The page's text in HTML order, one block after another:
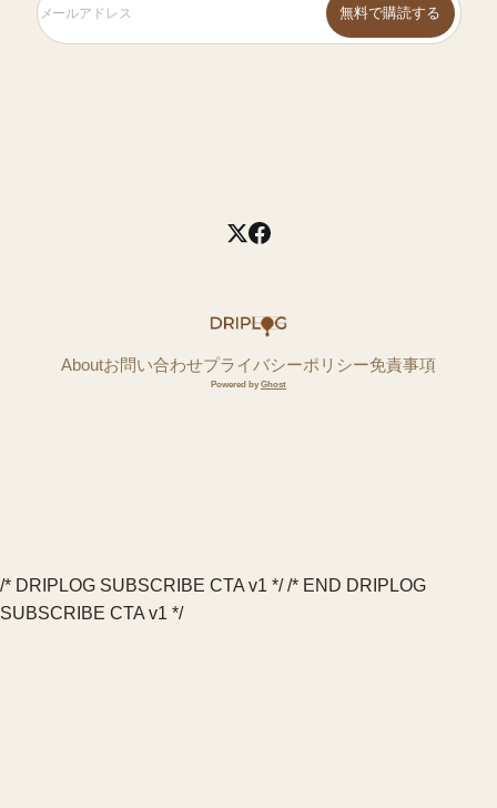
無料で購読する
Aboutお問い合わせプライバシーポリシー免責事項
Powered byGhost
/* DRIPLOG SUBSCRIBE CTA v1 *//* END DRIPLOG
SUBSCRIBE CTA v1 */